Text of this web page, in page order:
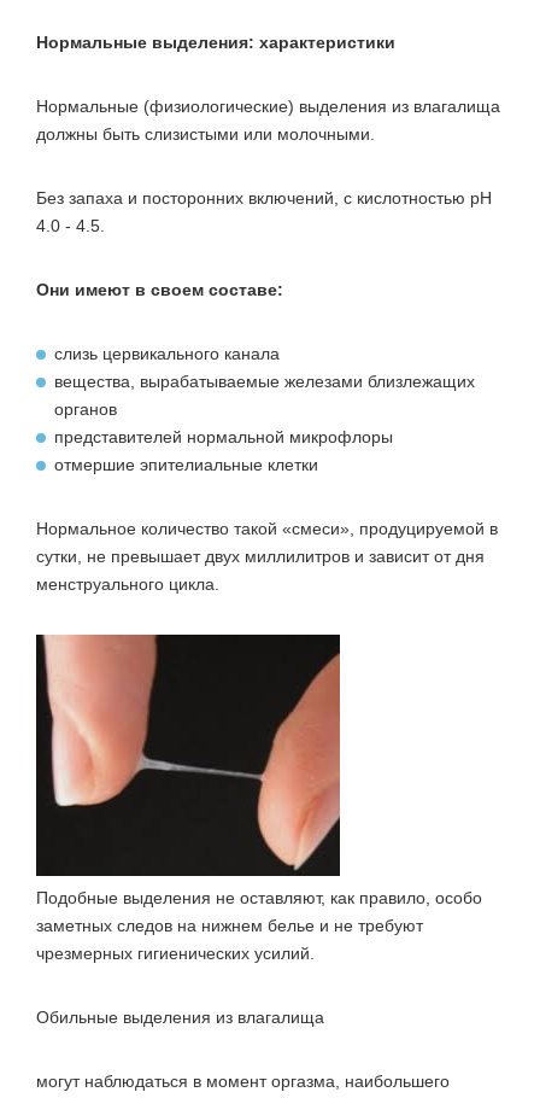
Нормальные выделения: характеристики
Нормальные (физиологические) выделения из влагалища
должны быть слизистыми или молочными.
Без запаха и посторонних включений, с кислотностью pH
4.0 - 4.5.
Они имеют в своем составе:
слизь цервикального канала
вещества, вырабатываемые железами близлежащих
органов
представителей нормальной микрофлоры
отмершие эпителиальные клетки
Нормальное количество такой «смеси», продуцируемой в
сутки, не превышает двух миллилитров и зависит от дня
менструального цикла.
Подобные выделения не оставляют, как правило, особо
заметных следов на нижнем белье и не требуют
чрезмерных гигиенических усилий.
Обильные выделения из влагалища
могут наблюдаться в момент оргазма, наибольшего